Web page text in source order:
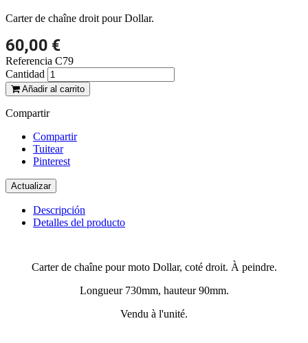
Carter de chaîne droit pour Dollar.
60,00 €
Referencia C79
Cantidad
Añadir al carrito
Compartir
Compartir
Tuitear
Pinterest
Descripción
Detalles del producto
Carter de chaîne pour moto Dollar, coté droit. À peindre.
Longueur 730mm, hauteur 90mm.
Vendu à l'unité.